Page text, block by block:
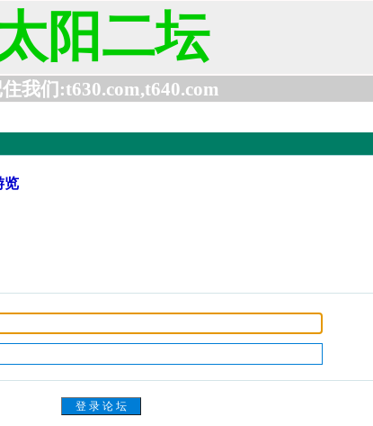
阳二坛
我们:t630.com,t640.com
览